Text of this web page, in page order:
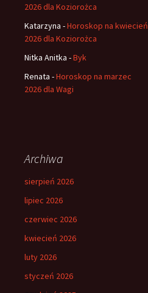
2026 dla Koziorożca
Katarzyna -Horoskop na kwiecień
2026 dla Koziorożca
Nitka Anitka -Byk
Renata -Horoskop na marzec
2026 dla Wagi
Archiwa
sierpień 2026
lipiec 2026
czerwiec 2026
kwiecień 2026
luty 2026
styczeń 2026